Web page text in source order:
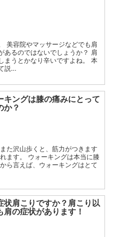
美容院やマッサージなどでも肩
あるのではないでしょうか？ 肩
まうとかなり辛いですよね。 本
説…
キングは膝の痛みにとって
か？
た沢山歩くと、筋力がつきます
ます。 ウォーキングは本当に膝
ら言えば、ウォーキングはとて
状肩こりですか？肩こり以
肩の症状があります！